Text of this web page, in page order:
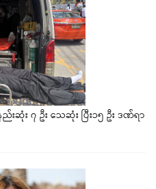
ဆုံး ၇ ဦး သေဆုံး ပြီး၁၅ ဦး ဒဏ်ရာ